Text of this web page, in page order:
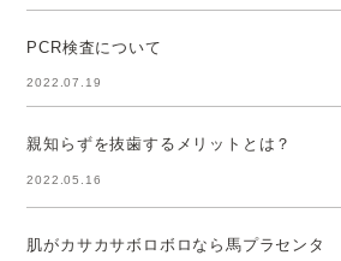
PCR検査について
2022.07.19
親知らずを抜歯するメリットとは？
2022.05.16
肌がカサカサボロボロなら馬プラセンタ